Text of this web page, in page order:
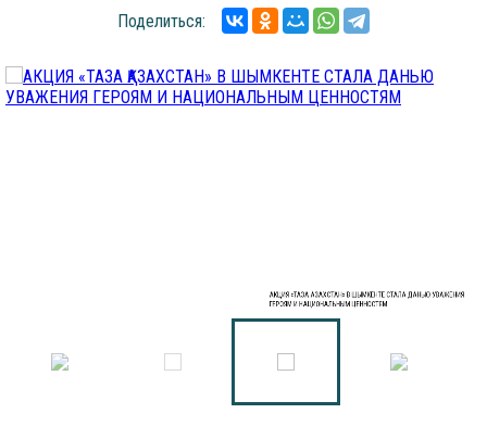
Поделиться:
АКЦИЯ «ТАЗА ҚАЗАХСТАН» В ШЫМКЕНТЕ СТАЛА ДАНЬЮ УВАЖЕНИЯ
ГЕРОЯМ И НАЦИОНАЛЬНЫМ ЦЕННОСТЯМ